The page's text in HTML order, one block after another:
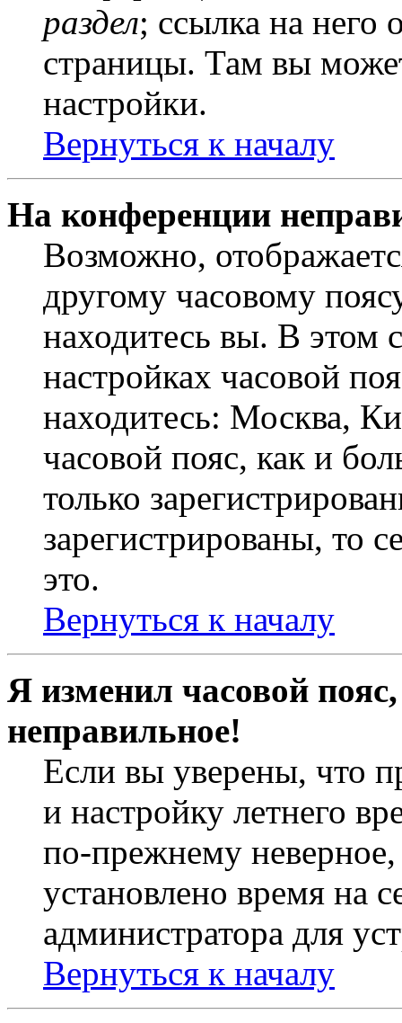
раздел; ссылка на него
страницы. Там вы
настройки.
Вернуться к началу
На конференции
Возможно,
другому часовому
находитесь вы. В этом
настройках часовой
находитесь: Москва,
часовой пояс, как и
только
зарегистрированы, то
это.
Вернуться к началу
Я изменил часовой
неправильное!
Если вы уверены, что
и настройку летнего
по-прежнему неверное,
установлено время на
администратора для
Вернуться к началу